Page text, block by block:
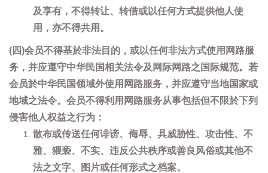
及享有，不得转让、转借或以任何方式提供他人使
用，亦不得共用。
(四)会员不得基於非法目的，或以任何非法方式使用网路服
务，并应遵守中华民国相关法令及网际网路之国际规范。若
会员於中华民国领域外使用网路服务，并应遵守当地国家或
地域之法令。会员不得利用网路服务从事包括但不限於下列
侵害他人权益之行为：
散布或传送任何诽谤、侮辱、具威胁性、攻击性、不
雅、猥亵、不实、违反公共秩序或善良风俗或其他不
法之文字、图片或任何形式之档案。